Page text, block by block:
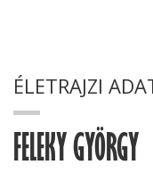
ÉLETRAJZI
FELEKY GYÖRGY